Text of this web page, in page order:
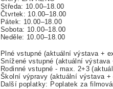
Středa: 10.00–18.00
Čtvrtek: 10.00–18.00
Pátek: 10.00–18.00
Sobota: 10.00–18.00
Neděle: 10.00–18.00
Plné vstupné (aktuální výstava +
Snížené vstupné (aktuální výstava
Rodinné vstupné - max. 2+3
Školní výpravy (aktuální výstava
Další poplatky: Poplatek za